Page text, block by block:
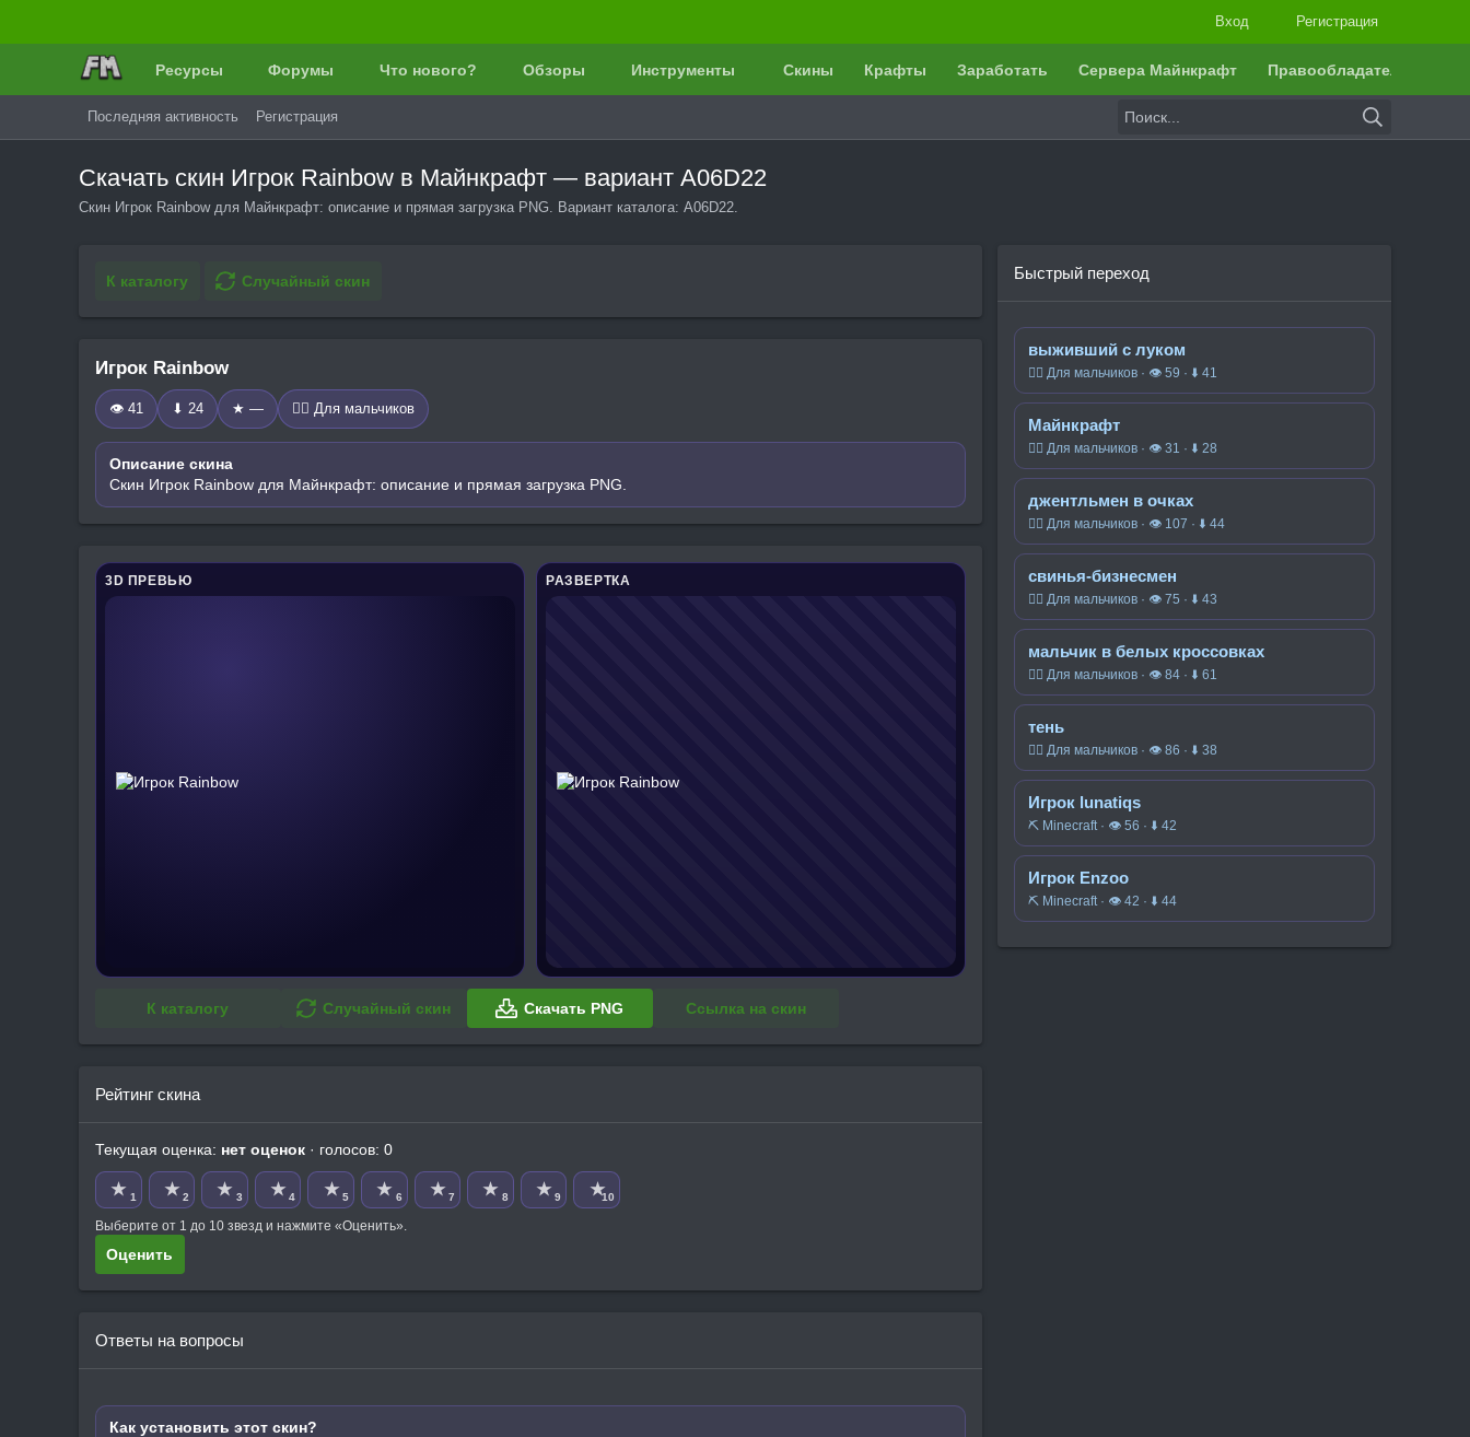
Вход Регистрация
Ресурсы Форумы Что нового? Обзоры Инструменты Скины Крафты Заработать Сервера Майнкрафт Правообладателям
Последняя активность Регистрация
Скачать скин Игрок Rainbow в Майнкрафт — вариант A06D22
Скин Игрок Rainbow для Майнкрафт: описание и прямая загрузка PNG. Вариант каталога: A06D22.
К каталогу Случайный скин
Игрок Rainbow
👁 41 ⬇ 24 ★ — 🧍‍♂️ Для мальчиков
Описание скина
Скин Игрок Rainbow для Майнкрафт: описание и прямая загрузка PNG.
3D ПРЕВЬЮ РАЗВЕРТКА
К каталогу Случайный скин Скачать PNG Ссылка на скин
Рейтинг скина
Текущая оценка: нет оценок · голосов: 0
★ 1 ★ 2 ★ 3 ★ 4 ★ 5 ★ 6 ★ 7 ★ 8 ★ 9 ★10
Выберите от 1 до 10 звезд и нажмите «Оценить».
Оценить
Ответы на вопросы
Как установить этот скин?
Быстрый переход
выживший с луком
🧍‍♂️ Для мальчиков · 👁 59 · ⬇ 41
Майнкрафт
🧍‍♂️ Для мальчиков · 👁 31 · ⬇ 28
джентльмен в очках
🧍‍♂️ Для мальчиков · 👁 107 · ⬇ 44
свинья-бизнесмен
🧍‍♂️ Для мальчиков · 👁 75 · ⬇ 43
мальчик в белых кроссовках
🧍‍♂️ Для мальчиков · 👁 84 · ⬇ 61
тень
🧍‍♂️ Для мальчиков · 👁 86 · ⬇ 38
Игрок lunatiqs
⛏️ Minecraft · 👁 56 · ⬇ 42
Игрок Enzoo
⛏️ Minecraft · 👁 42 · ⬇ 44